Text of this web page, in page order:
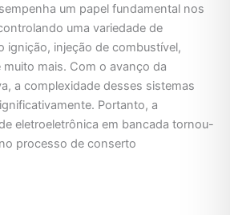
um papel fundamental nos
uma variedade de
ignição, injeção de combustível,
mais. Com o avanço da
a complexidade desses sistemas
Portanto, a
eletroeletrônica em bancada tornou-
processo de conserto